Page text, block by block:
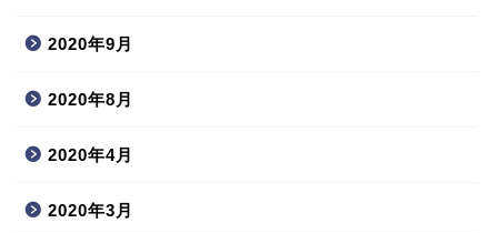
2020年9月
2020年8月
2020年4月
2020年3月